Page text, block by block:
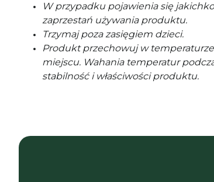
W przypadku pojawienia się
zaprzestań używania produktu.
Trzymaj poza zasięgiem dzieci.
Produkt przechowuj w
miejscu. Wahania temperatur
stabilność i właściwości produktu.